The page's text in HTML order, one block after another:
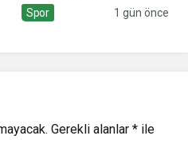
Türkoğlu’na ziyaret
Spor 1 gün önce
Gerekli alanlar * ile